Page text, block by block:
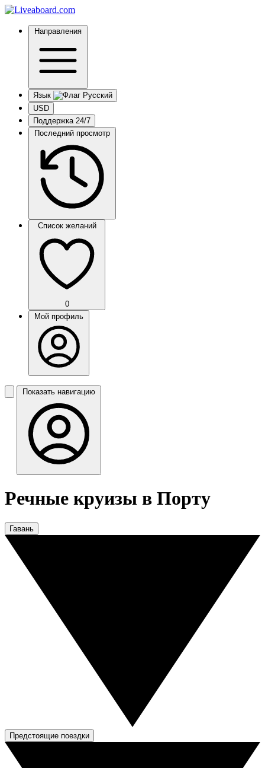
Направления
Язык
USD
Поддержка 24/7
Последний просмотр
Список желаний
0
Мой профиль
Показать навигацию
Речные круизы в Порту
Гавань
Предстоящие поездки